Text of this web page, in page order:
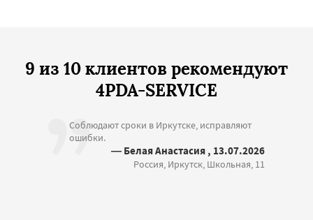
9 из 10 клиентов рекомендуют
4PDA-SERVICE
Соблюдают сроки в Иркутске, исправляют
ошибки.
— Белая Анастасия , 13.07.2026
Россия, Иркутск, Школьная, 11